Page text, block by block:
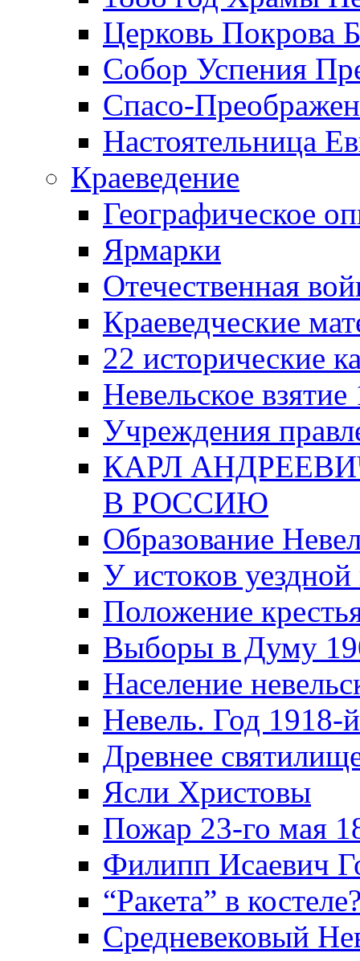
Церковь Покрова
Собор Успения
Спасо-
Настоятельница
Краеведение
Географическое
Ярмарки
Отечественная
Краеведческие
22 исторические
Невельское
Учреждения
КАРЛ
В РОССИЮ
Образование
У истоков
Положение
Выборы в Думу
Население
Невель. Год 1918-
Древнее
Ясли Христовы
Пожар 23-го мая
Филипп Исаевич
“Ракета” в
Средневековый